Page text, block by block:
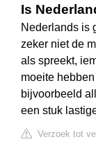
Is
Nederlands is
zeker niet de
als spreekt,
moeite
bijvoorbeeld
een stuk
Verzoek tot